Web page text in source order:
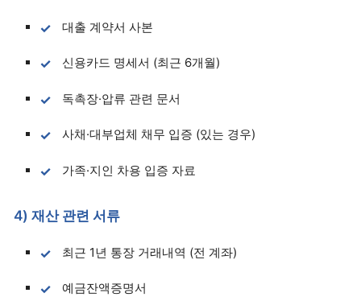
대출 계약서 사본
신용카드 명세서 (최근 6개월)
독촉장·압류 관련 문서
사채·대부업체 채무 입증 (있는 경우)
가족·지인 차용 입증 자료
4) 재산 관련 서류
최근 1년 통장 거래내역 (전 계좌)
예금잔액증명서